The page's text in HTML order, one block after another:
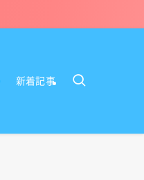
新着記事